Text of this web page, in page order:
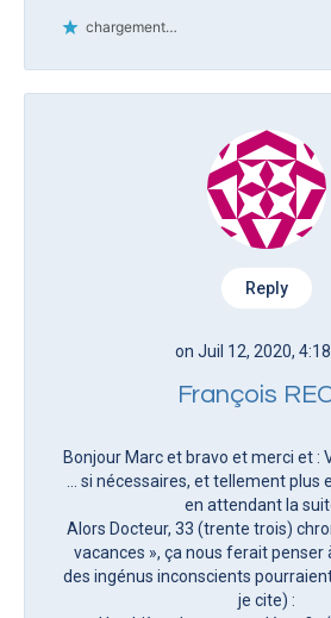
chargement…
Reply
on Juil 12, 2020,
François
Bonjour Marc et bravo et merci et :
… si nécessaires, et tellement plus
en attendant la
Alors Docteur, 33 (trente trois)
vacances », ça nous ferait penser
des ingénus inconscients
je cite) :